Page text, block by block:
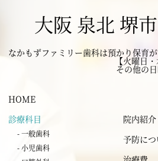
2024年12月
2024年11月
2024年9月
大阪 泉北 堺
なかもずファミリー歯科は預かり保育が
【火曜日
その他の
HOME
診療科目
- 一般歯科
- 小児歯科
院内紹介
予防に